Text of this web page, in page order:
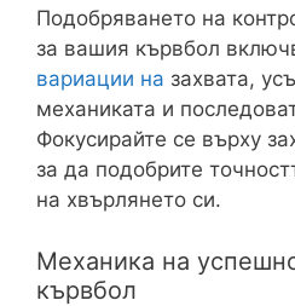
Подобряването на
за вашия кървбол
вариации на захвата,
механиката и
Фокусирайте се върху
за да подобрите
на хвърлянето си.
Механика на
кървбол